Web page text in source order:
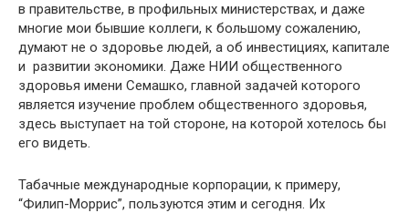
в правительстве, в профильных министерствах, и даже
многие мои бывшие коллеги, к большому сожалению,
думают не о здоровье людей, а об инвестициях, капитале
и развитии экономики. Даже НИИ общественного
здоровья имени Семашко, главной задачей которого
является изучение проблем общественного здоровья,
здесь выступает на той стороне, на которой хотелось бы
его видеть.
Табачные международные корпорации, к примеру,
“Филип-Моррис”, пользуются этим и сегодня. Их